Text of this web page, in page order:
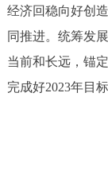
经济回稳向好创
同推进。统筹发
当前和长远，锚
完成好2023年目